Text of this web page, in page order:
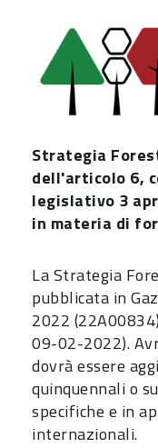
Strategia
dell'articolo 6,
legislativo 3
in materia di
La Strategia
pubblicata in
2022
09-02-2022).
dovrà essere
quinquennali o
specifiche e in
internazionali.